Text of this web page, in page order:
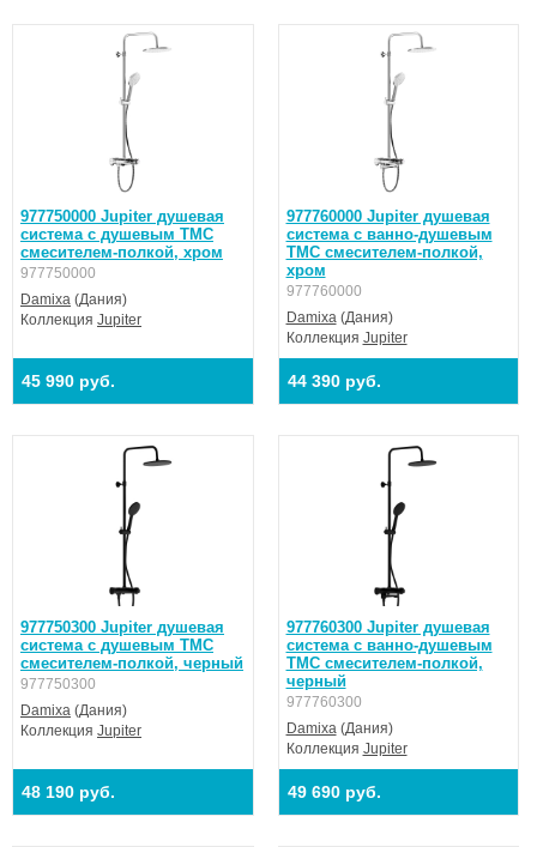
977750000 Jupiter душевая
система с душевым ТМС
смесителем-полкой, хром
977750000
Damixa (Дания)
Коллекция Jupiter
45 990 руб.
977760000 Jupiter душевая
система с ванно-душевым
ТМС смесителем-полкой,
хром
977760000
Damixa(Дания)
Коллекция Jupiter
44 390 руб.
977750300 Jupiter душевая
система с душевым ТМС
смесителем-полкой, черный
977750300
Damixa (Дания)
Коллекция Jupiter
48 190 руб.
977760300 Jupiter душевая
система с ванно-душевым
ТМС смесителем-полкой,
черный
977760300
Damixa(Дания)
Коллекция Jupiter
49 690 руб.